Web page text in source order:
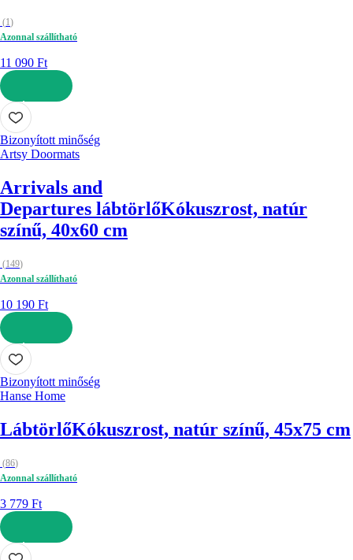
(1)
Azonnal szállítható
11 090 Ft
KOSÁRBA
Bizonyított minőség
Artsy Doormats
Arrivals and
Departures lábtörlőKókuszrost, natúr
színű, 40x60 cm
(149)
Azonnal szállítható
10 190 Ft
KOSÁRBA
Bizonyított minőség
Hanse Home
LábtörlőKókuszrost, natúr színű, 45x75 cm
(86)
Azonnal szállítható
3 779 Ft
KOSÁRBA